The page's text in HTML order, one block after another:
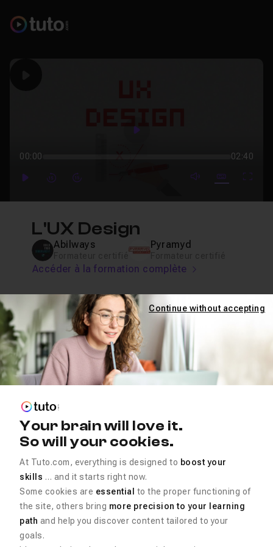
Play
00:00 02:40
PlayForwardForward mute video
Subtitles
L'UX Design
Abilways Pyramyd
Accéder à la formation complète